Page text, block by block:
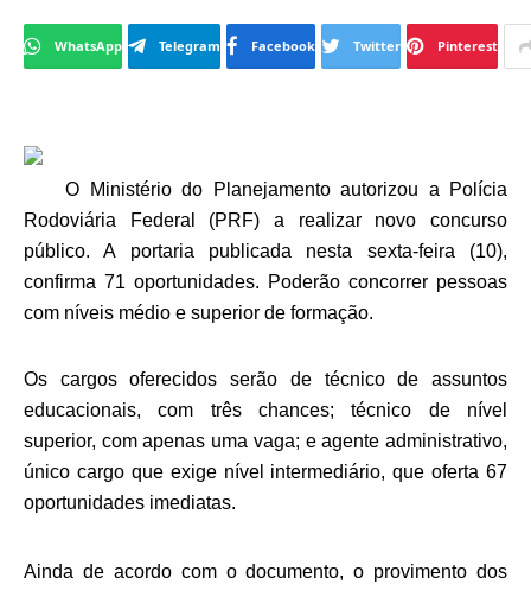
WhatsApp Telegram Facebook Twitter Pinterest
O Ministério do Planejamento autorizou a Polícia
Rodoviária Federal (PRF) a realizar novo concurso
público. A portaria publicada nesta sexta-feira (10),
confirma 71 oportunidades. Poderão concorrer pessoas
com níveis médio e superior de formação.
Os cargos oferecidos serão de técnico de assuntos
educacionais, com três chances; técnico de nível
superior, com apenas uma vaga; e agente administrativo,
único cargo que exige nível intermediário, que oferta 67
oportunidades imediatas.
Ainda de acordo com o documento, o provimento dos